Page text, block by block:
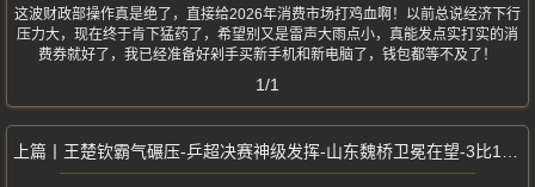
这波财政部操作真是绝了，直接给2026年消费市场打鸡血啊！以前总说经济下行
压力大，现在终于肯下猛药了，希望别又是雷声大雨点小，真能发点实打实的消
费券就好了，我已经准备好剁手买新手机和新电脑了，钱包都等不及了！
1/1
王楚钦霸气碾压-乒超决赛神级发挥-山东魏桥卫冕在望-3比1完胜向鹏